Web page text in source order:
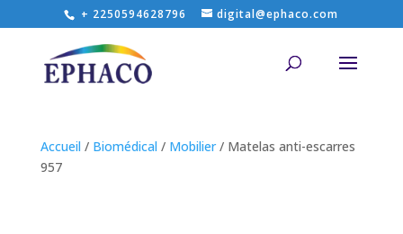
+ 2250594628796 digital@ephaco.com
Accueil / Biomédical / Mobilier/ Matelas anti-escarres
957